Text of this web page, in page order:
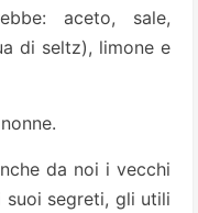
aceto, sale,
di seltz), limone e
da noi i vecchi
suoi segreti, gli utili